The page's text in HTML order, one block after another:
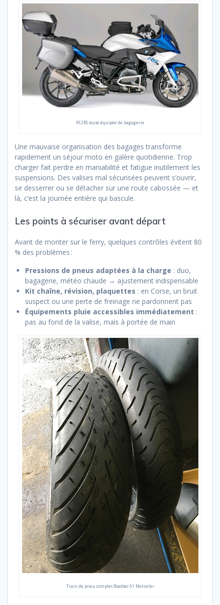
R12RS toute équipée de bagagerie
Une mauvaise organisation des bagages transforme
rapidement un séjour moto en galère quotidienne. Trop
charger fait perdre en maniabilité et fatigue inutilement les
suspensions. Des valises mal sécurisées peuvent s’ouvrir,
se desserrer ou se détacher sur une route cabossée — et
là, c’est la journée entière qui bascule.
Les points à sécuriser avant départ
Avant de monter sur le ferry, quelques contrôles évitent 80
% des problèmes :
Pressions de pneus adaptées à la charge : duo,
bagagerie, météo chaude → ajustement indispensable
Kit chaîne, révision, plaquettes : en Corse, un bruit
suspect ou une perte de freinage ne pardonnent pas
Équipements pluie accessibles immédiatement :
pas au fond de la valise, mais à portée de main
Train de pneu complet Roadtec 01 Metzeler